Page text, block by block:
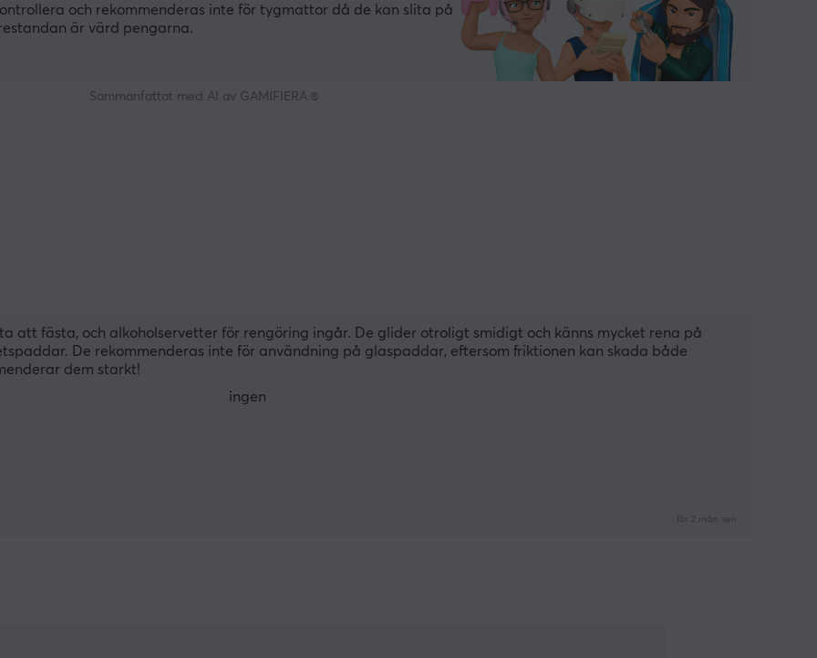
och rekommenderas inte för tygmattor då de kan slita på
är värd pengarna.
Sammanfattat med AI av GAMIFIERA.®
att fästa, och alkoholservetter för rengöring ingår. De glider otroligt smidigt och känns mycket rena på
De rekommenderas inte för användning på glaspaddar, eftersom friktionen kan skada både
dem starkt!
ingen
för 2 mån. sen